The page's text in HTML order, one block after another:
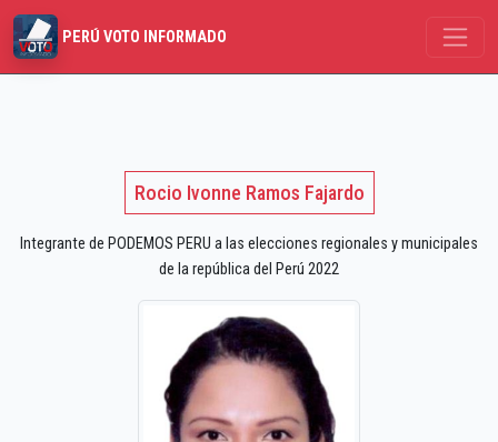
PERÚ VOTO INFORMADO
Rocio Ivonne Ramos Fajardo
Integrante de PODEMOS PERU a las elecciones regionales y municipales
de la república del Perú 2022